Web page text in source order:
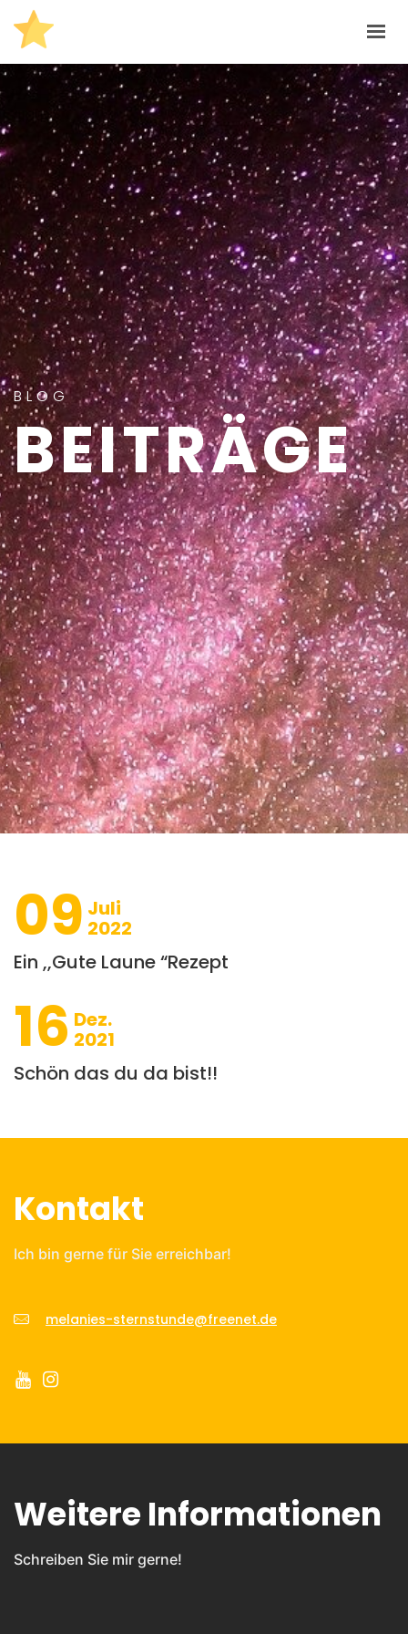
START
LEISTUNGEN
ÜBER MICH
BEITRÄGE
MELANIES-STERNSTUNDE@FREENET.DE
BLOG
BEITRÄGE
09 Juli
2022
Ein ,,Gute Laune “Rezept
16 Dez.
2021
Schön das du da bist!!
Kontakt
Ich bin gerne für Sie erreichbar!
melanies-sternstunde@freenet.de
Weitere Informationen
Schreiben Sie mir gerne!